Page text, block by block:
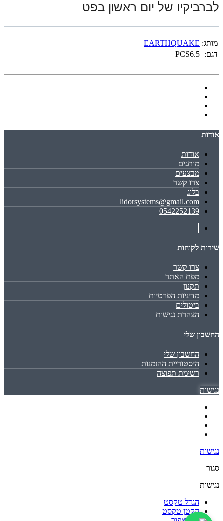
לברביקיו של יום ראשון בפטיו. בנוסף,
מותג: EARTHQUAKE
דגם: PCS6.5
אודות
אודות
מותגים
מבצעים
צרו קשר
בלוג
lidorsystems@gmail.com
0542252139
שירות לקוחות
צרו קשר
מפת האתר
תקנון
מדיניות הפרטיות
ביטולים
הצהרת נגישות
החשבון שלי
החשבון שלי
היסטוריית ההזמנות
רשימת תפוצה
נגישות
נגישות
סגור
נגישות
הגדל טקסט
הקטן טקסט